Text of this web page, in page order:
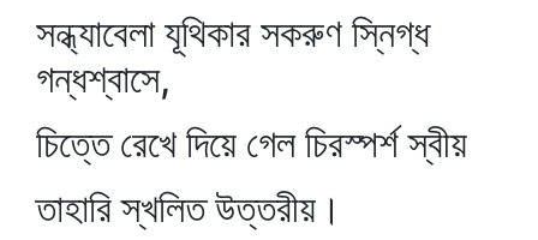
সন্ধ্যাবেলা যূথিকার সকরুণ স্নিগ্ধ
গন্ধশ্বাসে,
চিত্তে রেখে দিয়ে গেল চিরস্পর্শ স্বীয়
তাহারি স্খলিত উত্তরীয়।